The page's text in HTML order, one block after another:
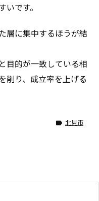
です。
層に集中するほうが結
目的が一致している相
削り、成立率を上げる
 北見市